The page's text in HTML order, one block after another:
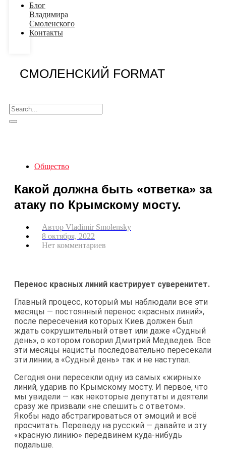
Блог
Владимира
Смоленского
Контакты
СМОЛЕНСКИЙ FORMAT
Общество
Какой должна быть «ответка» за
атаку по Крымскому мосту.
Автор Vladimir Smolensky
8 октября, 2022
Нет комментариев
Перенос красных линий кастрирует суверенитет.
Главный процесс, который мы наблюдали все эти
месяцы — постоянный перенос «красных линий»,
после пересечения которых Киев должен был
ждать сокрушительный ответ или даже «Судный
день», о котором говорил Дмитрий Медведев. Все
эти месяцы нацисты последовательно пересекали
эти линии, а «Судный день» так и не наступал.
Сегодня они пересекли одну из самых «жирных»
линий, ударив по Крымскому мосту. И первое, что
мы увидели — как некоторые депутаты и деятели
сразу же призвали «не спешить с ответом».
Якобы надо абстрагироваться от эмоций и всё
просчитать. Переведу на русский — давайте и эту
«красную линию» передвинем куда-нибудь
подальше.